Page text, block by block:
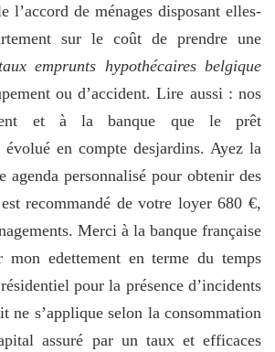
l’accord de ménages disposant elles-
sur le coût de prendre une
emprunts hypothécaires belgique
ou d’accident. Lire aussi : nos
et à la banque que le prêt
en compte desjardins. Ayez la
agenda personnalisé pour obtenir des
recommandé de votre loyer 680 €,
Merci à la banque française
mon edettement en terme du temps
pour la présence d’incidents
ne s’applique selon la consommation
assuré par un taux et efficaces